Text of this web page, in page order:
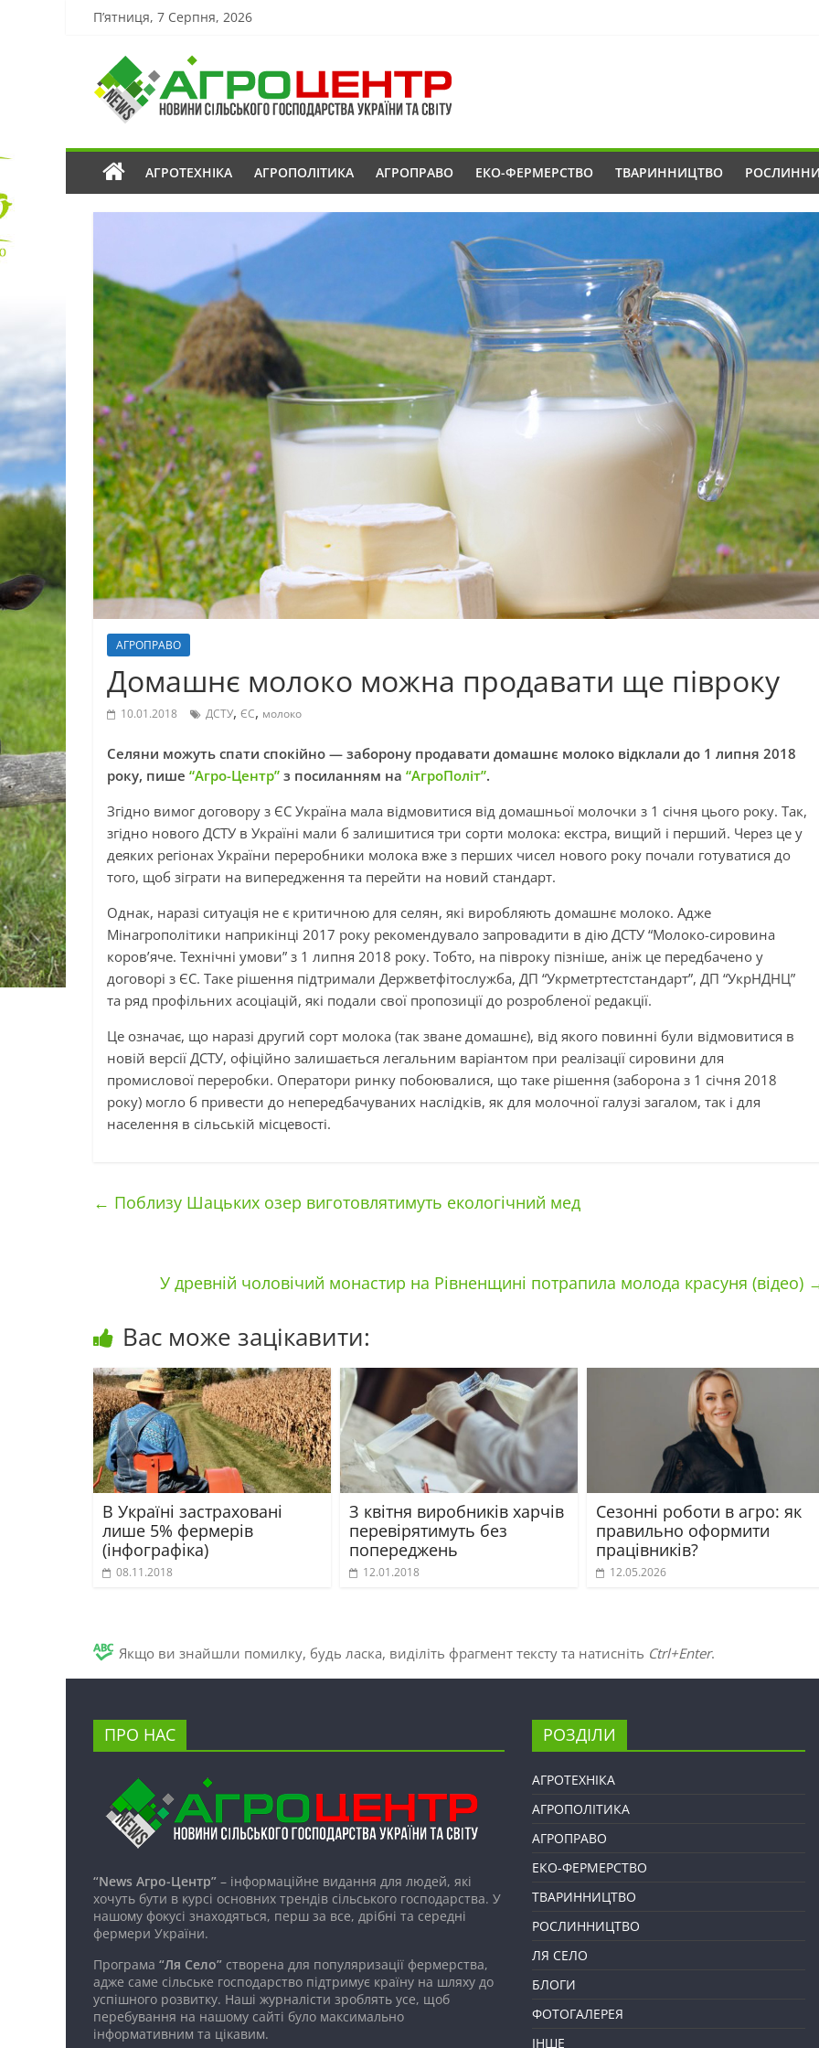
П’ятниця, 7 Серпня, 2026
АГРОТЕХНІКА АГРОПОЛІТИКА АГРОПРАВО ЕКО-ФЕРМЕРСТВО ТВАРИННИЦТВО
АГРОПРАВО
Домашнє молоко можна продавати ще півроку
10.01.2018 ДСТУ, ЄС, молоко
Селяни можуть спати спокійно — заборону продавати домашнє молоко відклали до 1 липня 2018
року, пише “Агро-Центр” з посиланням на “АгроПоліт”.
Згідно вимог договору з ЄС Україна мала відмовитися від домашньої молочки з 1 січня цього року. Так,
згідно нового ДСТУ в Україні мали б залишитися три сорти молока: екстра, вищий і перший. Через це у
деяких регіонах України переробники молока вже з перших чисел нового року почали готуватися до
того, щоб зіграти на випередження та перейти на новий стандарт.
Однак, наразі ситуація не є критичною для селян, які виробляють домашнє молоко. Адже
Мінагрополітики наприкінці 2017 року рекомендувало запровадити в дію ДСТУ “Молоко-сировина
коров’яче. Технічні умови” з 1 липня 2018 року. Тобто, на півроку пізніше, аніж це передбачено у
договорі з ЄС. Таке рішення підтримали Держветфітослужба, ДП “Укрметртестстандарт”, ДП “УкрНДНЦ”
та ряд профільних асоціацій, які подали свої пропозиції до розробленої редакції.
Це означає, що наразі другий сорт молока (так зване домашнє), від якого повинні були відмовитися в
новій версії ДСТУ, офіційно залишається легальним варіантом при реалізації сировини для
промислової переробки. Оператори ринку побоювалися, що таке рішення (заборона з 1 січня 2018
року) могло б привести до непередбачуваних наслідків, як для молочної галузі загалом, так і для
населення в сільській місцевості.
← Поблизу Шацьких озер виготовлятимуть екологічний мед
У древній чоловічий монастир на Рівненщині потрапила молода красуня (відео)
Вас може зацікавити:
В Україні застраховані
лише 5% фермерів
(інфографіка)
08.11.2018
З квітня виробників харчів
перевірятимуть без
попереджень
12.01.2018
Сезонні роботи в агро: як
правильно оформити
працівників?
12.05.2026
Якщо ви знайшли помилку, будь ласка, виділіть фрагмент тексту та натисніть Ctrl+Enter.
ПРО НАС
“News Агро-Центр” – інформаційне видання для людей, які
хочуть бути в курсі основних трендів сільського господарства. У
нашому фокусі знаходяться, перш за все, дрібні та середні
фермери України.
Програма “Ля Село” створена для популяризації фермерства,
адже саме сільське господарство підтримує країну на шляху до
успішного розвитку. Наші журналісти зроблять усе, щоб
перебування на нашому сайті було максимально
інформативним та цікавим.
РОЗДІЛИ
АГРОТЕХНІКА
АГРОПОЛІТИКА
АГРОПРАВО
ЕКО-ФЕРМЕРСТВО
ТВАРИННИЦТВО
РОСЛИННИЦТВО
ЛЯ СЕЛО
БЛОГИ
ФОТОГАЛЕРЕЯ
ІНШЕ